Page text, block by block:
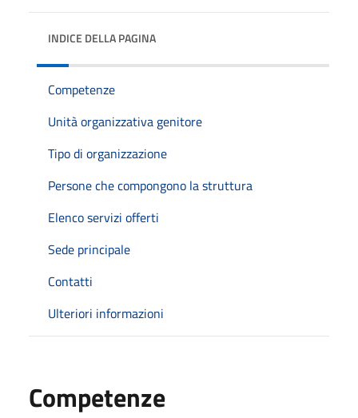
INDICE DELLA PAGINA
Competenze
Unità organizzativa genitore
Tipo di organizzazione
Persone che compongono la struttura
Elenco servizi offerti
Sede principale
Contatti
Ulteriori informazioni
Competenze